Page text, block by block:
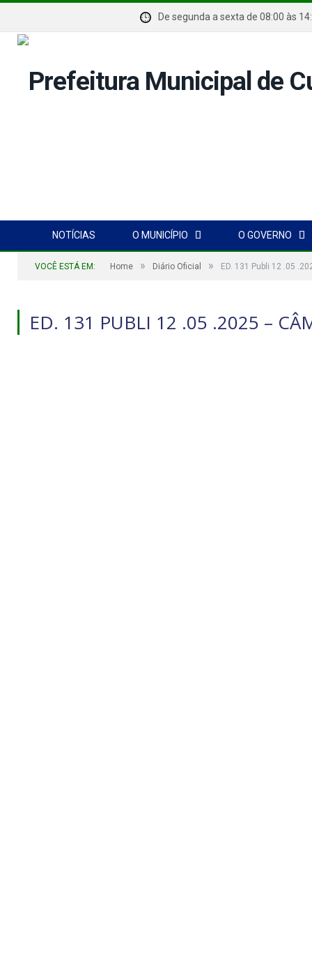
De segunda a sexta de 08:00
NOTÍCIAS O MUNICÍPIO O GOVERNO
VOCÊ ESTÁ EM: Home » Diário Oficial » ED. 131 Publi 12 .05
ED. 131 PUBLI 12 .05 .2025 –